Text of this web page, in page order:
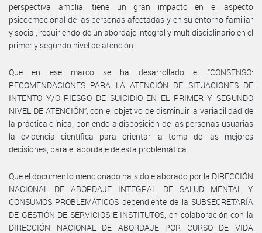
perspectiva amplia, tiene un gran impacto en el aspecto
psicoemocional de las personas afectadas y en su entorno familiar
y social, requiriendo de un abordaje integral y multidisciplinario en el
primer y segundo nivel de atención.
Que en ese marco se ha desarrollado el “CONSENSO:
RECOMENDACIONES PARA LA ATENCIÓN DE SITUACIONES DE
INTENTO Y/O RIESGO DE SUICIDIO EN EL PRIMER Y SEGUNDO
NIVEL DE ATENCIÓN”, con el objetivo de disminuir la variabilidad de
la práctica clínica, poniendo a disposición de las personas usuarias
la evidencia científica para orientar la toma de las mejores
decisiones, para el abordaje de esta problemática.
Que el documento mencionado ha sido elaborado por la DIRECCIÓN
NACIONAL DE ABORDAJE INTEGRAL DE SALUD MENTAL Y
CONSUMOS PROBLEMÁTICOS dependiente de la SUBSECRETARÍA
DE GESTIÓN DE SERVICIOS E INSTITUTOS, en colaboración con la
DIRECCIÓN NACIONAL DE ABORDAJE POR CURSO DE VIDA